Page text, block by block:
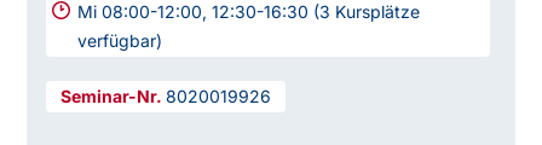
Mi 08:00-12:00, 12:30-16:30 (3 Kursplätze
verfügbar)
8020019926